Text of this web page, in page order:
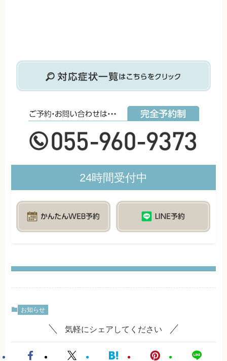
24時間受付中
お知らせ
気軽にシェアしてください